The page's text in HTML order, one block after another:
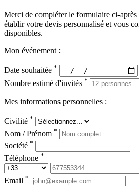
Merci de compléter le formulaire ci-
établir votre devis personnalisé et vous
disponibles.
Mon événement :
Date souhaitée *
Nombre estimé d'invités *
Mes informations personnelles :
Civilité *
Nom / Prénom *
Société *
Téléphone *
Email *